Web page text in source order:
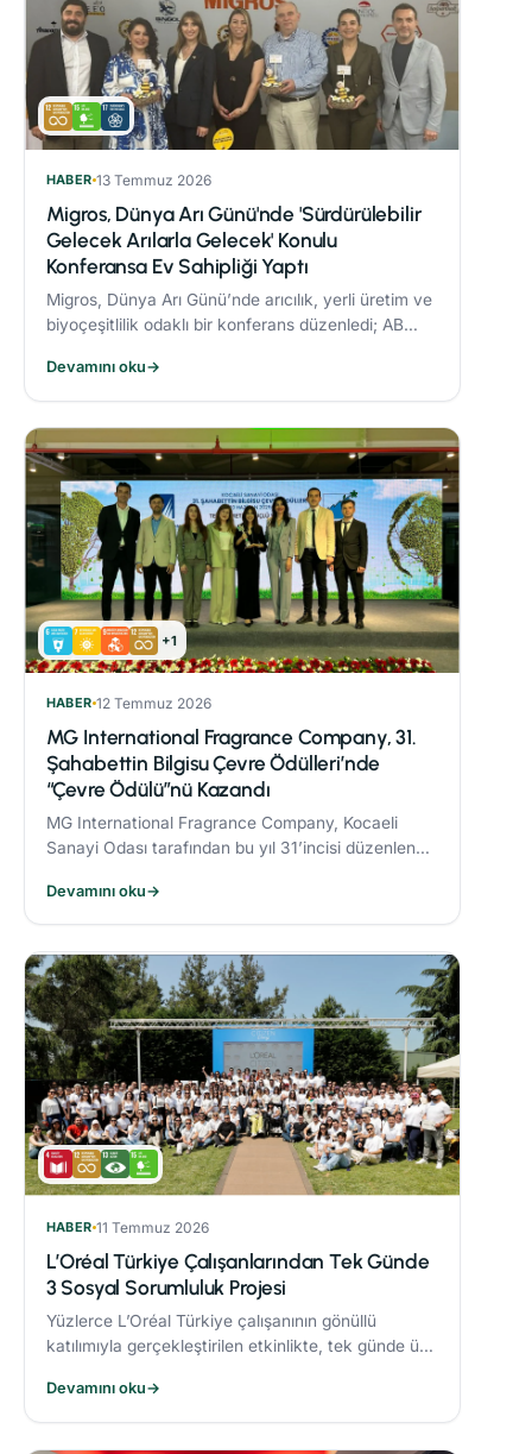
HABER 13 Temmuz 2026
Migros, Dünya Arı Günü'nde 'Sürdürülebilir
Gelecek Arılarla Gelecek' Konulu
Konferansa Ev Sahipliği Yaptı
Migros, Dünya Arı Günü’nde arıcılık, yerli üretim ve
biyoçeşitlilik odaklı bir konferans düzenledi; AB
çevre dostu üretim konuları ele alındı.
Devamını oku→
+1
HABER 12 Temmuz 2026
MG International Fragrance Company, 31.
Şahabettin Bilgisu Çevre Ödülleri’nde
“Çevre Ödülü”nü Kazandı
MG International Fragrance Company, Kocaeli
Sanayi Odası tarafından bu yıl 31’incisi düzenlenen
büyük ölçekli işletme kategorisinde "Çevre
Ödülü"nün sahibi oldu.
Devamını oku→
HABER 11 Temmuz 2026
L’Oréal Türkiye Çalışanlarından Tek Günde
3 Sosyal Sorumluluk Projesi
Yüzlerce L’Oréal Türkiye çalışanının gönüllü
katılımıyla gerçekleştirilen etkinlikte, tek günde üç
Devamını oku→